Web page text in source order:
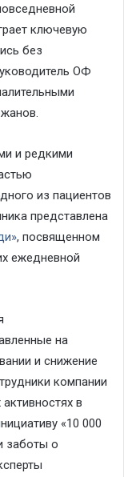
ключевую
без
ОФ
.
и редкими
из пациентов
представлена
, посвященном
ежедневной
на
и снижение
компании
в
«10 000
заботы о